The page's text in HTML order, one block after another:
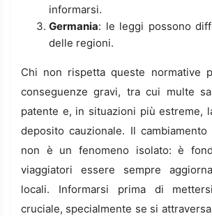
informarsi.
Germania: le leggi possono
delle regioni.
Chi non rispetta queste normative
conseguenze gravi, tra cui multe
patente e, in situazioni più estreme,
deposito cauzionale. Il
non è un fenomeno isolato: è
viaggiatori essere sempre
locali. Informarsi prima di
cruciale, specialmente se si